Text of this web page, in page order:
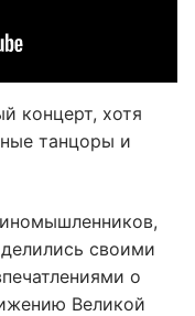
концерт, хотя
танцоры и
своими
о
Великой